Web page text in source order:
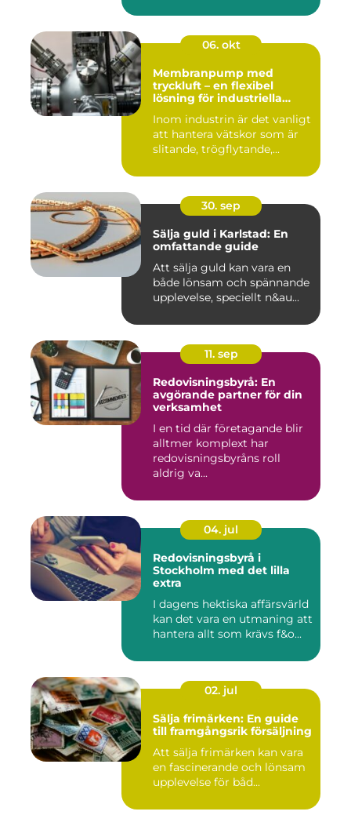
06. okt
Membranpump med
tryckluft – en flexibel
lösning för industriella
Inom industrin är det vanligt
att hantera vätskor som är
slitande, trögflytande,...
30. sep
Sälja guld i Karlstad: En
omfattande guide
Att sälja guld kan vara en
både lönsam och spännande
upplevelse, speciellt n&au...
11. sep
Redovisningsbyrå: En
avgörande partner för din
verksamhet
I en tid där företagande blir
alltmer komplext har
redovisningsbyråns roll
aldrig va...
04. jul
Redovisningsbyrå i
Stockholm med det lilla
extra
I dagens hektiska affärsvärld
kan det vara en utmaning att
hantera allt som krävs f&o...
02. jul
Sälja frimärken: En guide
till framgångsrik försäljning
Att sälja frimärken kan vara
en fascinerande och lönsam
upplevelse för båd...